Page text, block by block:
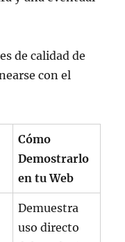
de calidad de
con el
Cómo
Demostrarlo
en tu Web
Demuestra
uso directo